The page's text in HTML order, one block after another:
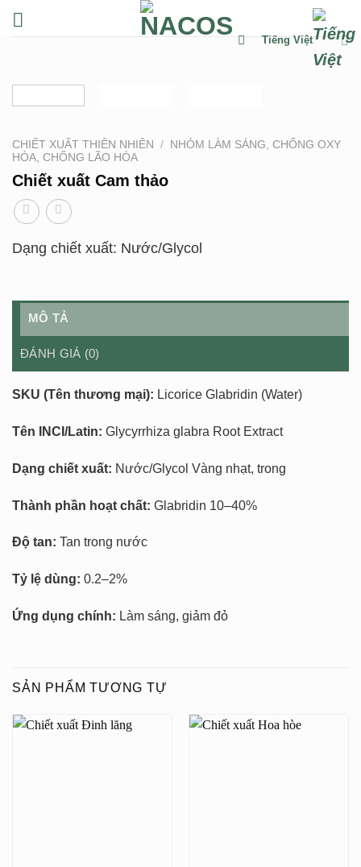
đến
Tiếng Việt
CHIẾT XUẤT THIÊN NHIÊN /
NHÓM LÀM SÁNG, CHỐNG OXY
HÓA, CHỐNG LÃO HÓA
Chiết xuất Cam thảo
Dạng chiết xuất: Nước/Glycol
MÔ TẢ
ĐÁNH GIÁ (0)
SKU (Tên thương mại): Licorice Glabridin (Water)
Tên INCI/Latin: Glycyrrhiza glabra Root Extract
Dạng chiết xuất: Nước/Glycol Vàng nhạt, trong
Thành phần hoạt chất: Glabridin 10–40%
Độ tan: Tan trong nước
Tỷ lệ dùng: 0.2–2%
Ứng dụng chính: Làm sáng, giảm đỏ
SẢN PHẨM TƯƠNG TỰ